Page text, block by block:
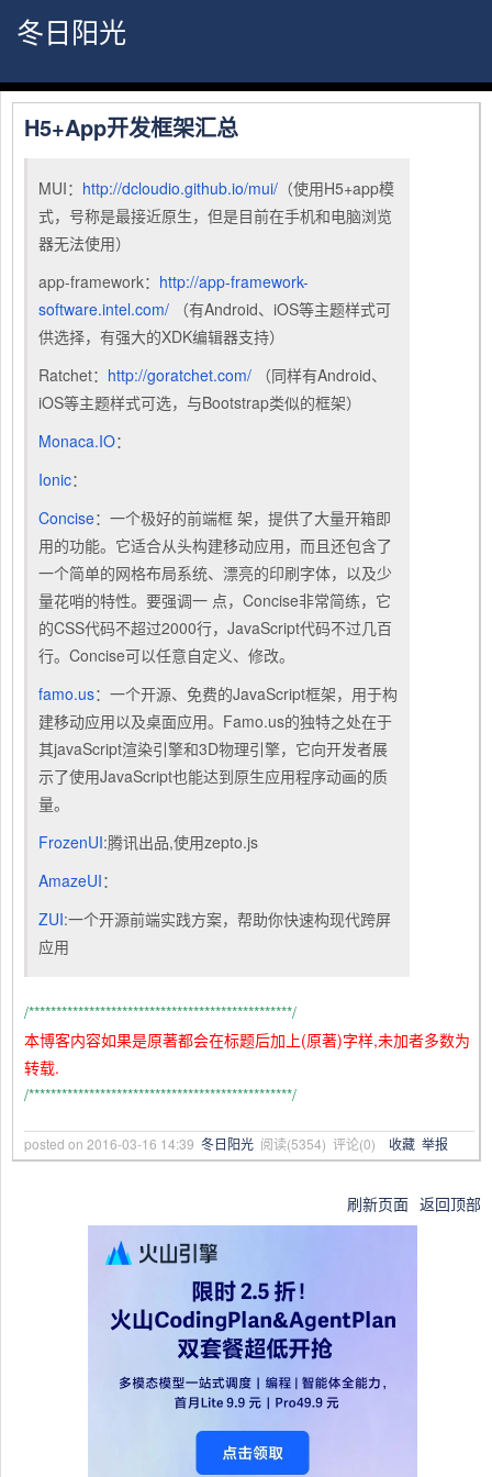
冬日阳光
H5+App开发框架汇总
MUI： http://dcloudio.github.io/mui/ （使用H5+app模
式，号称是最接近原生，但是目前在手机和电脑浏览
器无法使用）
app-framework： http://app-framework-
software.intel.com/ （有Android、iOS等主题样式可
供选择，有强大的XDK编辑器支持）
Ratchet： http://goratchet.com/ （同样有Android、
iOS等主题样式可选，与Bootstrap类似的框架）
Monaca.IO：
Ionic：
Concise：一个极好的前端框 架，提供了大量开箱即
用的功能。它适合从头构建移动应用，而且还包含了
一个简单的网格布局系统、漂亮的印刷字体，以及少
量花哨的特性。要强调一 点，Concise非常简练，它
的CSS代码不超过2000行，JavaScript代码不过几百
行。Concise可以任意自定义、修改。
famo.us：一个开源、免费的JavaScript框架，用于构
建移动应用以及桌面应用。Famo.us的独特之处在于
其javaScript渲染引擎和3D物理引擎，它向开发者展
示了使用JavaScript也能达到原生应用程序动画的质
量。
FrozenUI:腾讯出品,使用zepto.js
AmazeUI：
ZUI:一个开源前端实践方案，帮助你快速构现代跨屏
应用
/************************************************/
本博客内容如果是原著都会在标题后加上(原著)字样,未加者多数为
转载.
/************************************************/
posted on 2016-03-16 14:39 冬日阳光 阅读(5354) 评论(0) 收藏 举报
刷新页面 返回顶部